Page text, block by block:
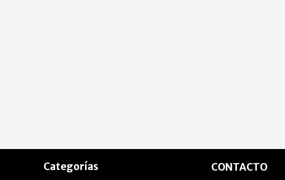
Categorías CONTACTO